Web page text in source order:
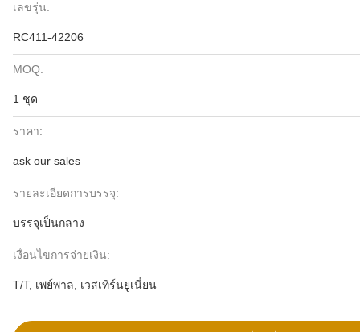
เลขรุ่น:
RC411-42206
MOQ:
1 ชุด
ราคา:
ask our sales
รายละเอียดการบรรจุ:
บรรจุเป็นกลาง
เงื่อนไขการจ่ายเงิน:
T/T, เพย์พาล, เวสเทิร์นยูเนี่ยน